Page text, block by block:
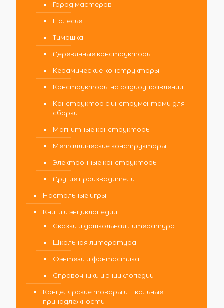
Город мастеров
Полесье
Тимошка
Деревянные конструкторы
Керамические конструкторы
Конструкторы на радиоуправлении
Конструктор с инструментами для
сборки
Магнитные конструкторы
Металлические конструкторы
Электронные конструкторы
Другие производители
Настольные игры
Книги и энциклопедии
Сказки и дошкольная литература
Школьная литература
Фэнтези и фантастика
Справочники и энциклопедии
Канцелярские товары и школьные
принадлежности